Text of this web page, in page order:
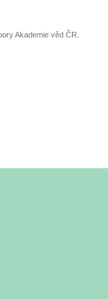
Akademie věd ČR.